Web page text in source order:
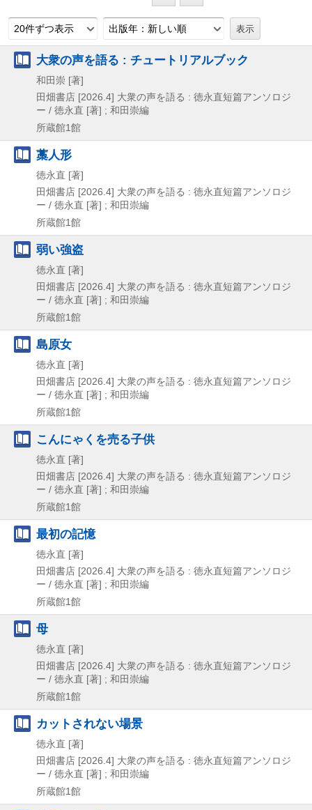
20件ずつ表示 出版年：新しい順
大衆の声を語る : チュートリアルブック
和田崇 [著]
田畑書店 [2026.4] 大衆の声を語る : 徳永直短篇アンソロジ
ー / 徳永直 [著] ; 和田崇編
所蔵館1館
藁人形
徳永直 [著]
田畑書店 [2026.4] 大衆の声を語る : 徳永直短篇アンソロジ
ー / 徳永直 [著] ; 和田崇編
所蔵館1館
弱い強盗
徳永直 [著]
田畑書店 [2026.4] 大衆の声を語る : 徳永直短篇アンソロジ
ー / 徳永直 [著] ; 和田崇編
所蔵館1館
島原女
徳永直 [著]
田畑書店 [2026.4] 大衆の声を語る : 徳永直短篇アンソロジ
ー / 徳永直 [著] ; 和田崇編
所蔵館1館
こんにゃくを売る子供
徳永直 [著]
田畑書店 [2026.4] 大衆の声を語る : 徳永直短篇アンソロジ
ー / 徳永直 [著] ; 和田崇編
所蔵館1館
最初の記憶
徳永直 [著]
田畑書店 [2026.4] 大衆の声を語る : 徳永直短篇アンソロジ
ー / 徳永直 [著] ; 和田崇編
所蔵館1館
母
徳永直 [著]
田畑書店 [2026.4] 大衆の声を語る : 徳永直短篇アンソロジ
ー / 徳永直 [著] ; 和田崇編
所蔵館1館
カットされない場景
徳永直 [著]
田畑書店 [2026.4] 大衆の声を語る : 徳永直短篇アンソロジ
ー / 徳永直 [著] ; 和田崇編
所蔵館1館